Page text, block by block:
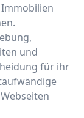
und
für ihr